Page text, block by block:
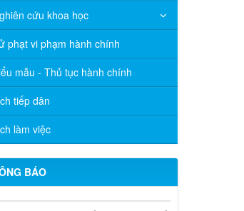
cứu khoa học
phạt vi phạm hành chính
mẫu - Thủ tục hành chính
tiếp dân
làm việc
BÁO
CÁO BÁO CHÍ Văn bản quy
pháp luật do Ủy ban nhân dân
phố ban hành trong lĩnh vực Y tế
báo V/v đăng tải thông tin cơ sở
bố cơ sở khám bệnh, chữa bệnh
ứng yêu cầu là cơ sở thực hành
bố cơ sở khám bệnh, chữa bệnh
ứng yêu cầu là cơ sở thực hành
đào tạo khối ngành sức khỏe